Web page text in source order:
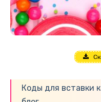
Коды для вставки